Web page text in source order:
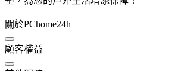
關於PChome24h
顧客權益